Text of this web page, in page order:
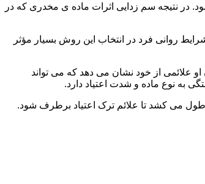
در نتیجه سم زدایی اثرات ماده ی مخدری که در
روانی فرد در انتخاب این روش بسیار مؤثر
علائمی از خود نشان می دهد که می تواند
به نوع ماده و شدت اعتیاد دارد.
طول می کشد تا علائم ترک اعتیاد برطرف شود.